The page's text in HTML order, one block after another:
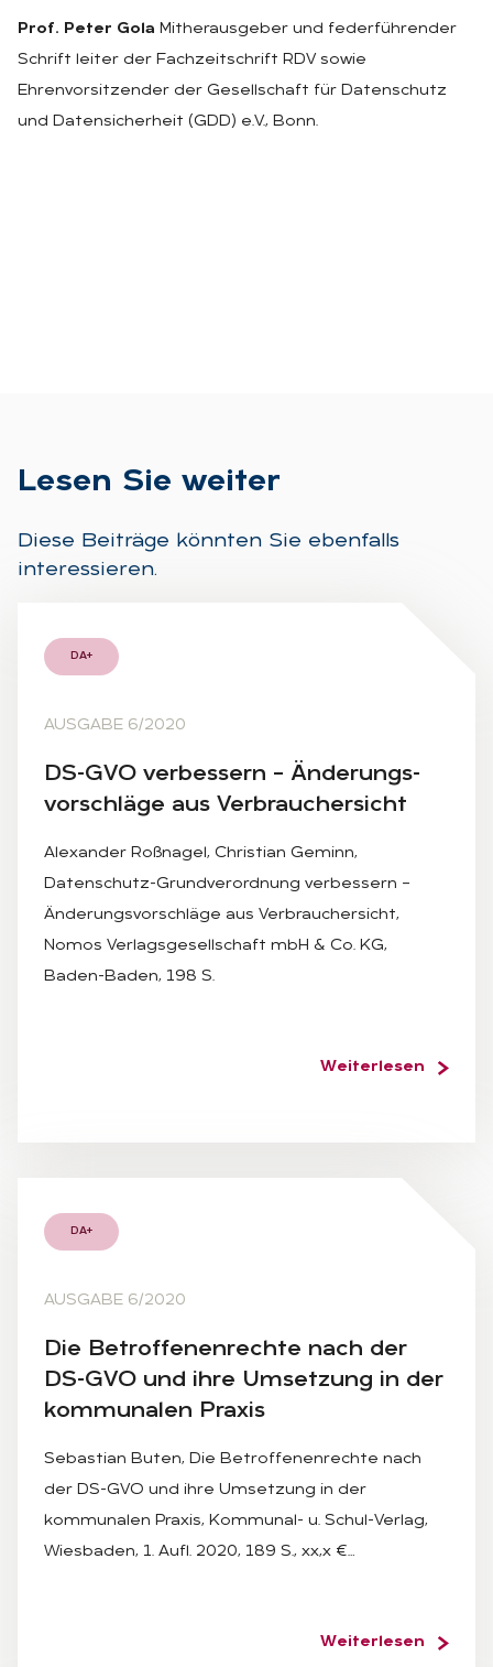
Prof. Peter Gola Mitherausgeber und federführender
Schrift leiter der Fachzeitschrift RDV sowie
Ehrenvorsitzender der Gesellschaft für Datenschutz
und Datensicherheit (GDD) e.V., Bonn.
Le­sen Sie wei­ter
Diese Beiträge könnten Sie ebenfalls
interessieren.
DA+
AUSGABE 6/2020
DS-GVO ver­bes­sern – Än­de­rungs­
vor­schlä­ge aus Ver­brau­cher­sicht
Alexander Roßnagel, Christian Geminn,
Datenschutz-Grundverordnung verbessern –
Änderungsvorschläge aus Verbrauchersicht,
Nomos Verlagsgesellschaft mbH & Co. KG,
Baden-Baden, 198 S.
Weiterlesen
DA+
AUSGABE 6/2020
Die Be­trof­fe­nen­rech­te nach der
DS-GVO und ihre Um­set­zung in der
kom­mu­na­len Pra­xis
Sebastian Buten, Die Betroffenenrechte nach
der DS-GVO und ihre Umsetzung in der
kommunalen Praxis, Kommunal- u. Schul-Verlag,
Wiesbaden, 1. Aufl. 2020, 189 S., xx,x €…
Weiterlesen